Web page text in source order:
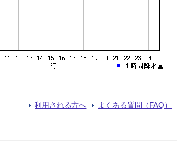
利用される方へ よくある質問（FAQ）